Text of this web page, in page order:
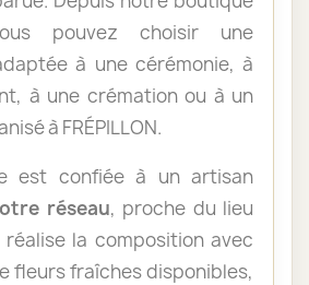
pouvez choisir une
à une cérémonie, à
à une crémation ou à un
à FRÉPILLON.
est confiée à un artisan
réseau, proche du lieu
la composition avec
fleurs fraîches disponibles,